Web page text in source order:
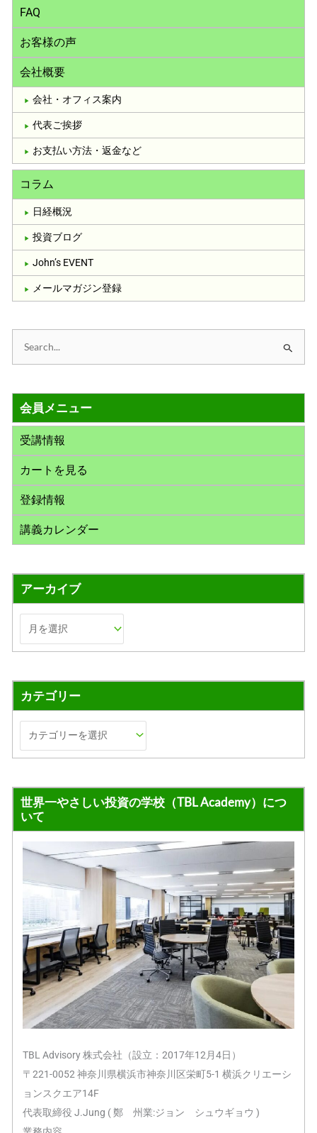
FAQ
お客様の声
会社概要
会社・オフィス案内
代表ご挨拶
お支払い方法・返金など
コラム
日経概況
投資ブログ
John’s EVENT
メールマガジン登録
象
:
会員メニュー
受講情報
カートを見る
登録情報
講義カレンダー
アーカイブ
カテゴリー
世界一やさしい投資の学校（TBL Academy）につ
いて
TBL Advisory 株式会社（設立：2017年12月4日）
〒221-0052 神奈川県横浜市神奈川区栄町5-1 横浜クリエーシ
ョンスクエア14F
代表取締役 J.Jung ( 鄭 州業:ジョン シュウギョウ )